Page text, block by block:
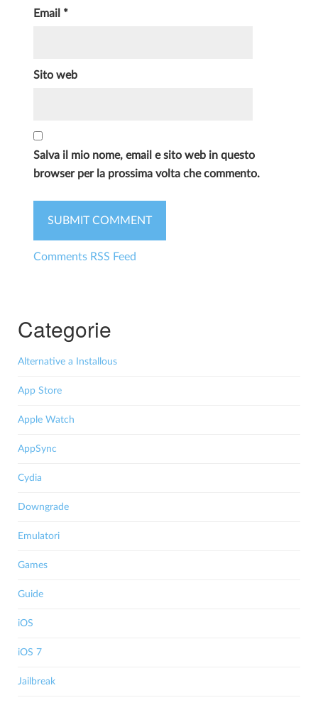
Email *
Sito web
Salva il mio nome, email e sito web in questo
browser per la prossima volta che commento.
Comments RSS Feed
Categorie
Alternative a Installous
App Store
Apple Watch
AppSync
Cydia
Downgrade
Emulatori
Games
Guide
iOS
iOS 7
Jailbreak